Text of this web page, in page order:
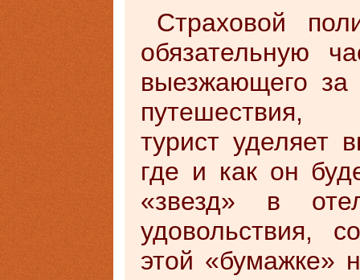
Страховой
обязательную
выезжающего за
путешествия,
турист уделяет
где и как он
«звезд» в
удовольствия,
этой «бумажке»